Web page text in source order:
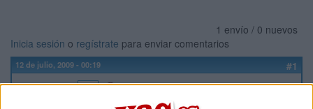
1 envío / 0 nuevos
Inicia sesión o regístrate para enviar comentarios
12 de julio, 2009 - 00:19 #1
shock_91
Desconectado